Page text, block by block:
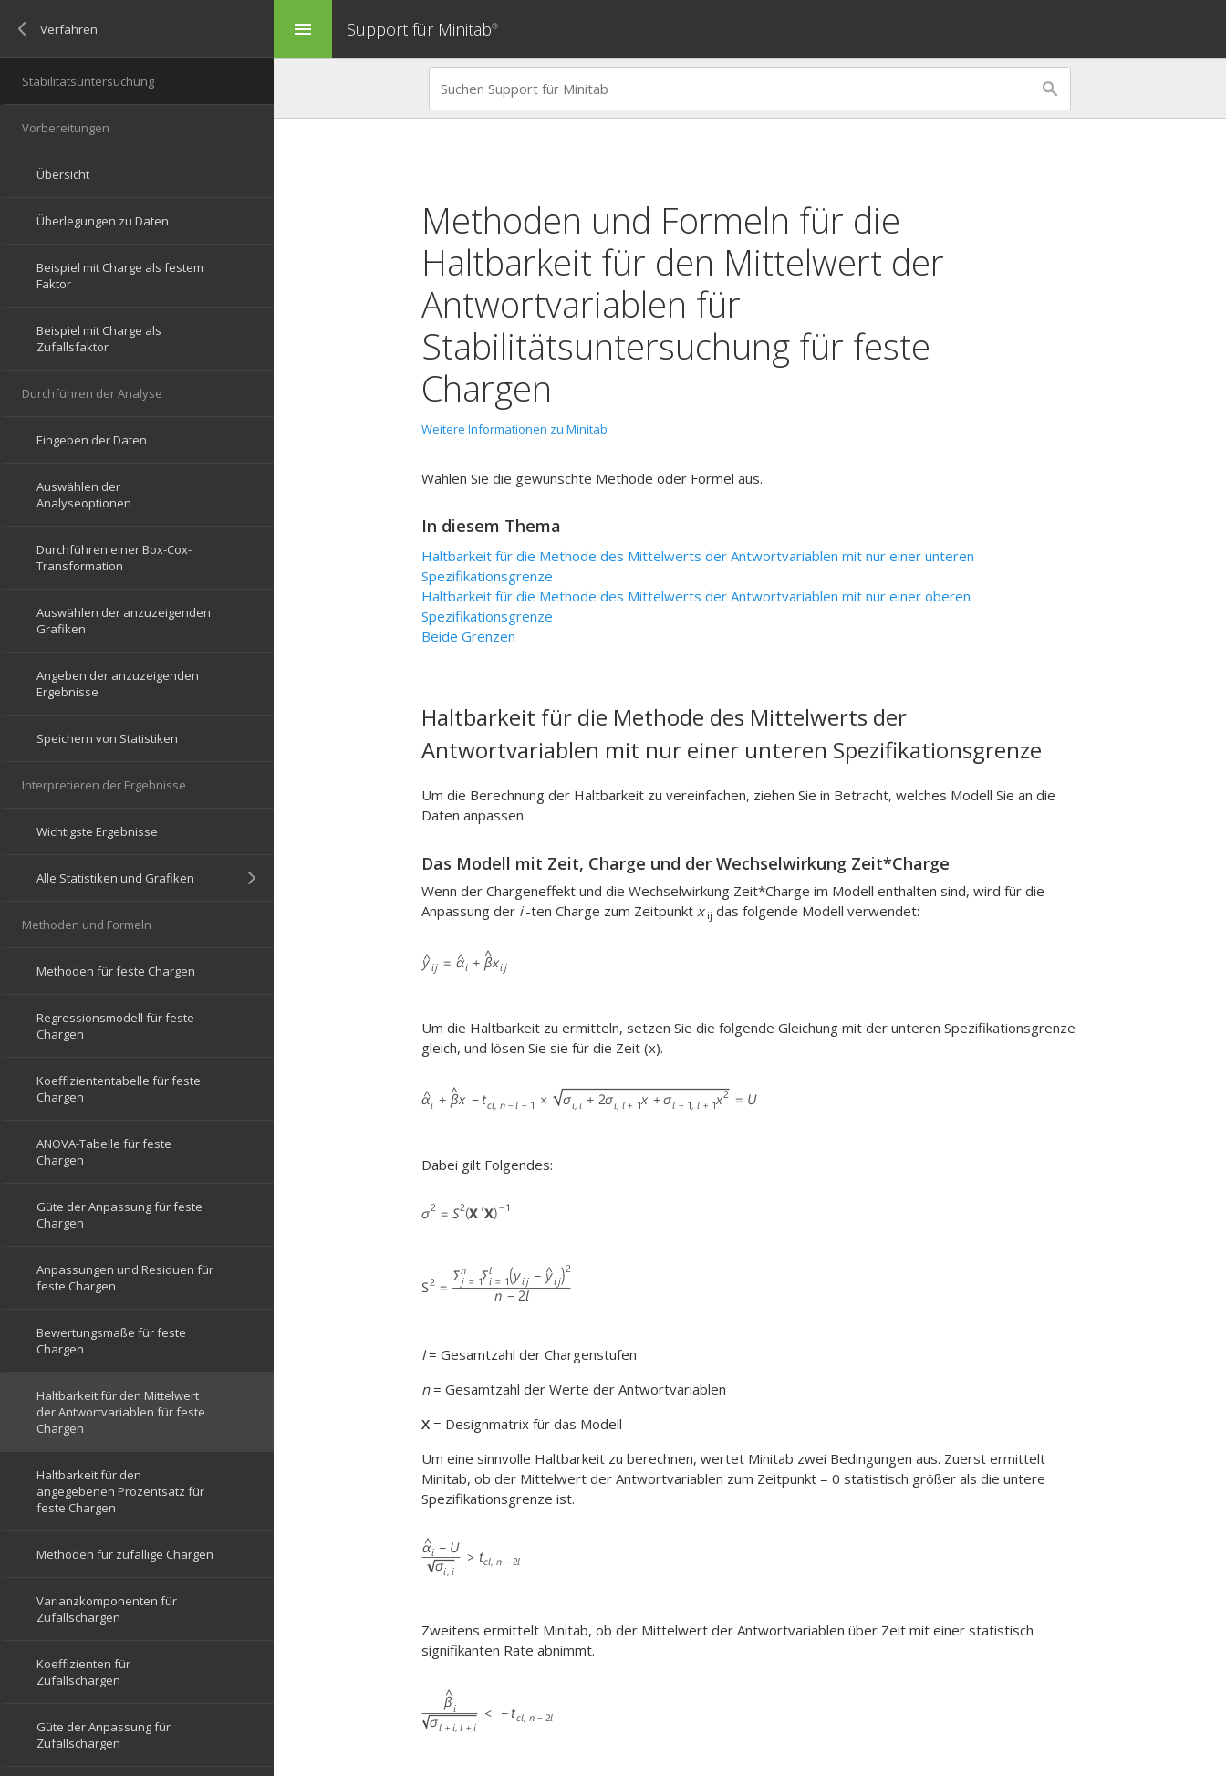
menu Support für Minitab®
Methoden und Formeln für die
Haltbarkeit für den Mittelwert der
Antwortvariablen für
Stabilitätsuntersuchung für feste
Chargen
Weitere Informationen zu Minitab
Wählen Sie die gewünschte Methode oder Formel aus.
In diesem Thema
Haltbarkeit für die Methode des Mittelwerts der Antwortvariablen mit nur einer unteren
Spezifikationsgrenze
Haltbarkeit für die Methode des Mittelwerts der Antwortvariablen mit nur einer oberen
Spezifikationsgrenze
Beide Grenzen
Haltbarkeit für die Methode des Mittelwerts der
Antwortvariablen mit nur einer unteren Spezifikationsgrenze
Um die Berechnung der Haltbarkeit zu vereinfachen, ziehen Sie in Betracht, welches Modell Sie an die
Daten anpassen.
Das Modell mit Zeit, Charge und der Wechselwirkung Zeit*Charge
Wenn der Chargeneffekt und die Wechselwirkung Zeit*Charge im Modell enthalten sind, wird für die
Anpassung der i -ten Charge zum Zeitpunktx ij das folgende Modell verwendet:
Um die Haltbarkeit zu ermitteln, setzen Sie die folgende Gleichung mit der unteren Spezifikationsgrenze
gleich, und lösen Sie sie für die Zeit (x).
Dabei gilt Folgendes:
I= Gesamtzahl der Chargenstufen
n= Gesamtzahl der Werte der Antwortvariablen
X = Designmatrix für das Modell
Um eine sinnvolle Haltbarkeit zu berechnen, wertet Minitab zwei Bedingungen aus. Zuerst ermittelt
Minitab, ob der Mittelwert der Antwortvariablen zum Zeitpunkt = 0 statistisch größer als die untere
Spezifikationsgrenze ist.
Zweitens ermittelt Minitab, ob der Mittelwert der Antwortvariablen über Zeit mit einer statistisch
signifikanten Rate abnimmt.